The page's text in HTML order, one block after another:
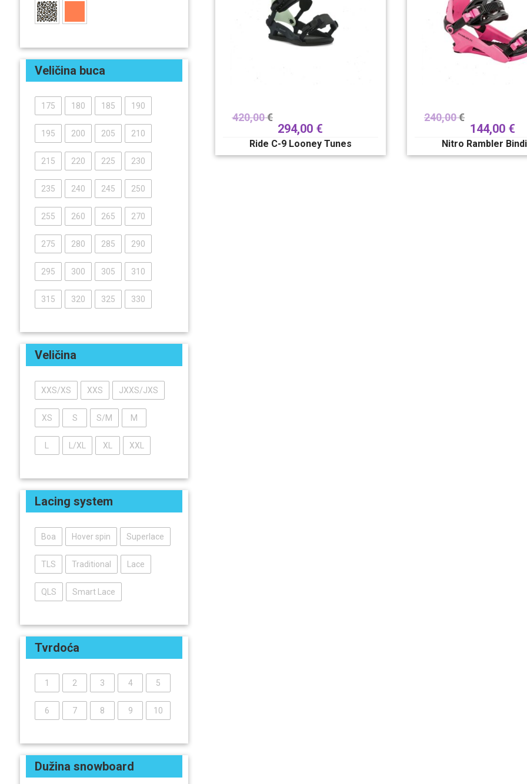
420,00€
294,00 €
Ride C-9 Looney Tunes
240,00€
144,00 €
Nitro Rambler
Veličina buca
175 180 185 190
195 200 205 210
215 220 225 230
235 240 245 250
255 260 265 270
275 280 285 290
295 300 305 310
315 320 325 330
Veličina
XXS/XS XXS JXXS/JXS
XS S S/M M
L/XL XL XXL
Lacing system
Boa Hover spin Superlace
TLS Traditional Lace
QLS Smart Lace
Tvrdoća
1 2 3 4 5
6 7 8 9 10
Dužina snowboard